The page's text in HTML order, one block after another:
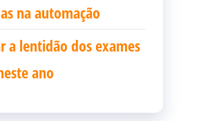
na automação
a lentidão dos exames
ano